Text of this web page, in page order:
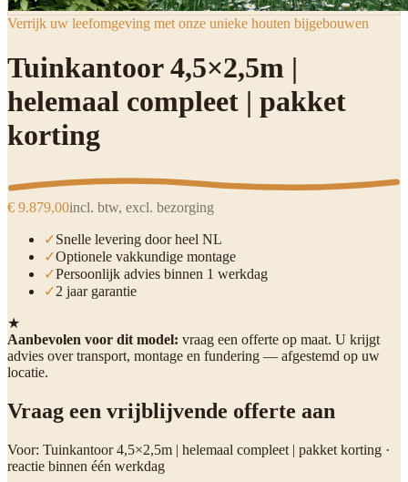
Verrijk uw leefomgeving met onze unieke houten bijgebouwen
Tuinkantoor 4,5×2,5m |
helemaal compleet | pakket
korting
€ 9.879,00incl. btw, excl. bezorging
✓Snelle levering door heel NL
✓Optionele vakkundige montage
✓Persoonlijk advies binnen 1 werkdag
✓2 jaar garantie
★
Aanbevolen voor dit model: vraag een offerte op maat. U krijgt
advies over transport, montage en fundering — afgestemd op uw
locatie.
Vraag een vrijblijvende offerte aan
Voor: Tuinkantoor 4,5×2,5m | helemaal compleet | pakket korting ·
reactie binnen één werkdag